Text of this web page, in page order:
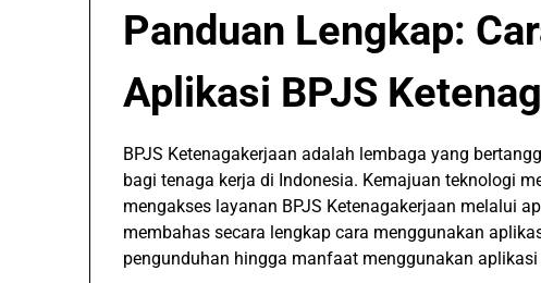
Panduan Lengkap:
Aplikasi BPJS
BPJS Ketenagakerjaan adalah lembaga yang
bagi tenaga kerja di Indonesia. Kemajuan teknologi
mengakses layanan BPJS Ketenagakerjaan melalui
membahas secara lengkap cara menggunakan
pengunduhan hingga manfaat menggunakan aplikasi